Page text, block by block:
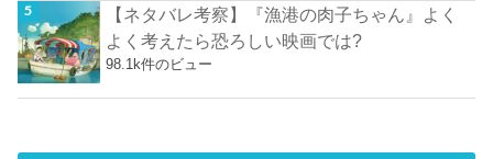
【ネタバレ考察】『漁港の肉子ちゃん』よく
よく考えたら恐ろしい映画では?
98.1k件のビュー